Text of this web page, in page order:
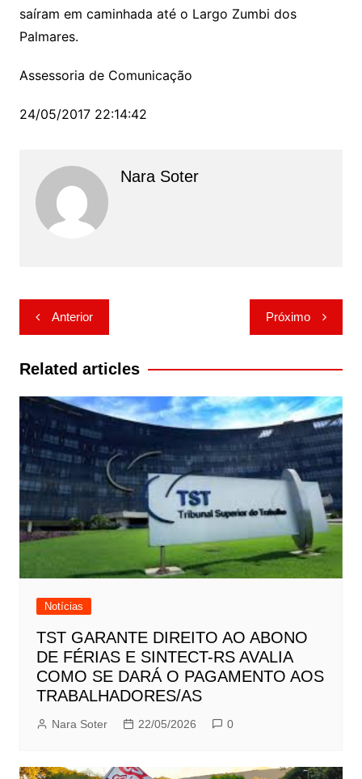
saíram em caminhada até o Largo Zumbi dos
Palmares.
Assessoria de Comunicação
24/05/2017 22:14:42
Nara Soter
Navegação
de
Post
Anterior Próximo
Related articles
Notícias
TST GARANTE DIREITO AO ABONO
DE FÉRIAS E SINTECT-RS AVALIA
COMO SE DARÁ O PAGAMENTO AOS
TRABALHADORES/AS
Nara Soter 22/05/2026 0